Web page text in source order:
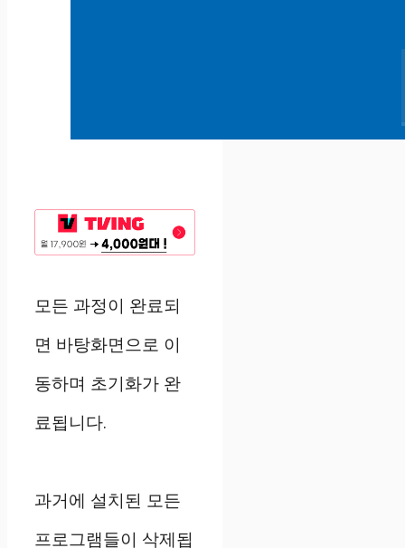
모든 과정이 완료되
면 바탕화면으로 이
동하며 초기화가 완
료됩니다.
과거에 설치된 모든
프로그램들이 삭제됩